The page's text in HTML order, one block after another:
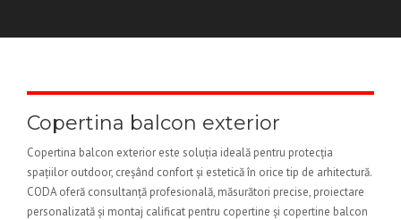
Copertina balcon exterior
Copertina balcon exterior este soluția ideală pentru protecția
spațiilor outdoor, creșând confort și estetică în orice tip de arhitectură.
CODA oferă consultanță profesională, măsurători precise, proiectare
personalizată și montaj calificat pentru copertine și copertine balcon